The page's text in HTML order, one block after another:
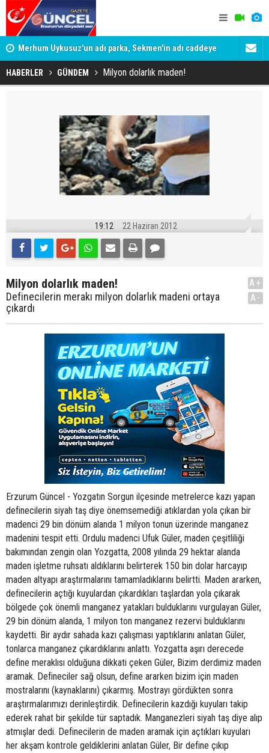
Merhum Uykusuz'un adı parka, Sekmen'in adı caddeye
verildi
HABERLER GÜNDEM Milyon dolarlık maden!
19:12 22 Haziran 2012
Milyon dolarlık maden!
Definecilerin merakı milyon dolarlık madeni ortaya
çıkardı
A+
A-
Erzurum Güncel - Yozgatın Sorgun ilçesinde metrelerce kazı yapan
definecilerin siyah taş diye önemsemediği atıklardan yola çıkan bir
madenci 29 bin dönüm alanda 1 milyon tonun üzerinde manganez
madenini tespit etti. Ordulu madenci Ufuk Güler, maden çeşitliliği
bakımından zengin olan Yozgatta, 2008 yılında 29 hektar alanda
maden işletme ruhsatı aldıklarını belirterek 150 bin dolar harcayıp
maden altyapı araştırmalarını tamamladıklarını belirtti. Maden ararken,
definecilerin açtığı kuyulardan çıkardıkları taşlardan yola çıkarak
bölgede çok önemli manganez yatakları bulduklarını vurgulayan Güler,
29 bin dönüm alanda, 1 milyon ton manganez rezervi bulduklarını
kaydetti. Bir aydır sahada kazı çalışması yaptıklarını anlatan Güler,
tonlarca manganez çıkardıklarını anlattı. Yozgatta aşırı derecede
define meraklısı olduğuna dikkati çeken Güler, Bizim derdimiz maden
aramak. Defineciler sağ olsun, define ararken bizim için maden
mostralarını (kaynaklarını) çıkarmış. Mostrayı gördükten sonra
araştırmalarımızı derinleştirdik. Definecilerin kazdığı kuyuları takip
ederek rahat bir şekilde tür saptadık. Manganezleri siyah taş diye alıp
atmışlar dedi. Definecilerin de maden aramak için açtıkları kuyuları
her akşam kontrole geldiklerini anlatan Güler, Bir define çıkıp